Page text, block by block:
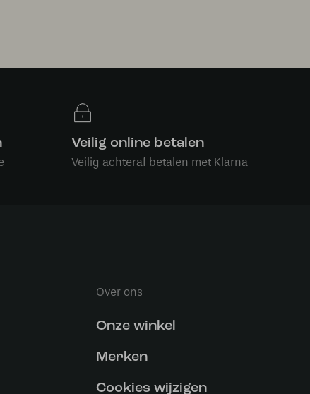
Veilig online betalen
Veilig achteraf betalen met Klarna
Over ons
Onze winkel
Merken
Cookies wijzigen